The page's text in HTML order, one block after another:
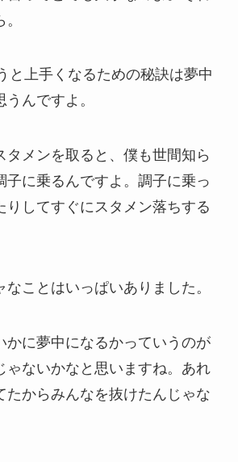
と上手くなるための秘訣は夢中
んですよ。
タメンを取ると、僕も世間知ら
子に乗るんですよ。調子に乗っ
りしてすぐにスタメン落ちする
ことはいっぱいありました。
かに夢中になるかっていうのが
ゃないかなと思いますね。あれ
たからみんなを抜けたんじゃな